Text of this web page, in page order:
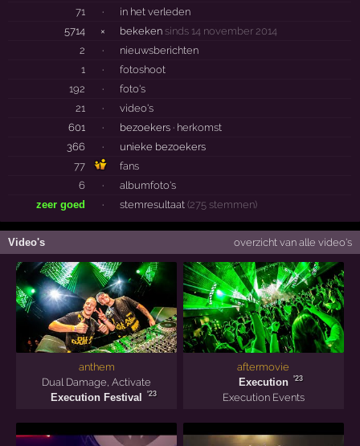
71
·
in het verleden
5714
× bekeken sinds 14 november 2014
2
·
nieuwsberichten
1
·
fotoshoot
192
·
foto's
21
·
video's
601
· bezoekers · herkomst
366
·
unieke bezoekers
77
fans
6
·
albumfoto's
zeer goed
· stemresultaat (275 stemmen)
Video's overzicht van alle video's
anthem
Dual Damage ,Activate
Execution Festival
'23
aftermovie
Execution
'23
Execution Events